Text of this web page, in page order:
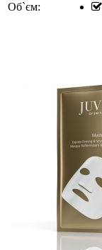
Об`єм: